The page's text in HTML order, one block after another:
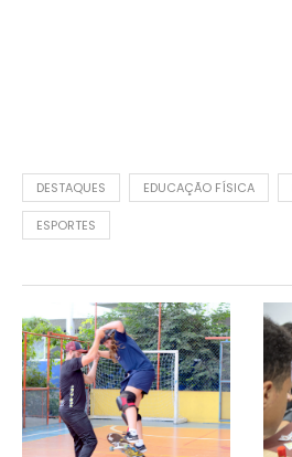
DESTAQUES EDUCAÇÃO FÍSICA
ESPORTES